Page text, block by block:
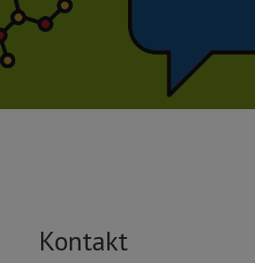
Kontakt